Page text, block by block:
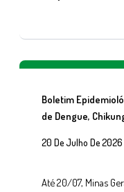
Boletim
de Dengue,
20 De Julho De 2026
Até 20/07, Minas